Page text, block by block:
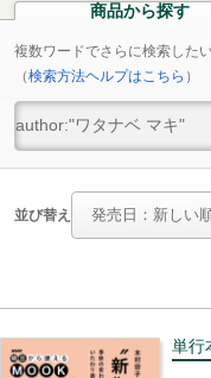
商品から探す
複数ワードでさらに検索した
（検索方法ヘルプはこちら ）
並び替え
単行